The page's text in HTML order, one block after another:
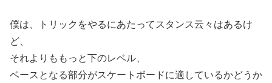
僕は、トリックをやるにあたってスタンス云々はあるけ
ど、
それよりももっと下のレベル、
ベースとなる部分がスケートボードに適しているかどうか